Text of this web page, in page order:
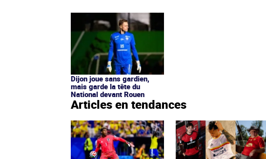
Dijon joue sans gardien,
mais garde la tête du
National devant Rouen
Articles en tendances